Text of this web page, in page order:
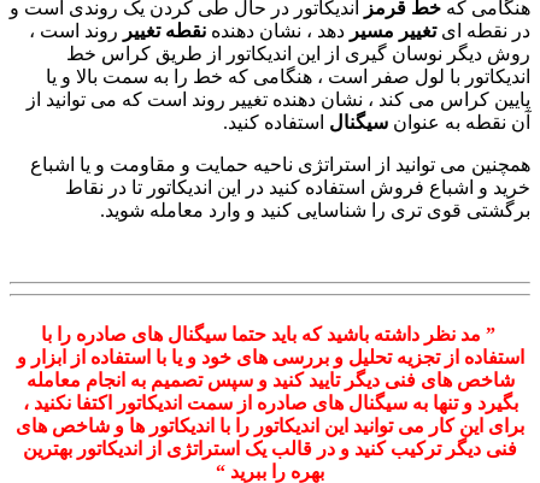
هنگامی که خط قرمز
اندیکاتور در حال طی کردن یک روندی است و
در نقطه ایتغییر مسیر دهد ، نشان دهنده نقطه تغییر روند است ،
روش دیگر نوسان گیری از این اندیکاتور از طریق کراس خط
اندیکاتور با لول صفر است ، هنگامی که خط را به سمت بالا و یا
پایین کراس می کند ، نشان دهنده تغییر روند است که می توانید از
آن نقطه به عنوان سیگنال استفاده کنید.
همچنین می توانید از استراتژی ناحیه حمایت و مقاومت و یا اشباع
خرید و اشباع فروش استفاده کنید در این اندیکاتور تا در نقاط
برگشتی قوی تری را شناسایی کنید و وارد معامله شوید.
” مد نظر داشته باشید که باید حتما سیگنال های صادره را با
استفاده از تجزیه تحلیل و بررسی های خود و یا با استفاده از ابزار و
شاخص های فنی دیگر تایید کنید و سپس تصمیم به انجام معامله
بگیرد و تنها به سیگنال های صادره از سمت اندیکاتور اکتفا نکنید ،
برای این کار می توانید این اندیکاتور را با اندیکاتور ها و شاخص های
فنی دیگر ترکیب کنید و در قالب یک استراتژی از اندیکاتور بهترین
بهره را ببرید “